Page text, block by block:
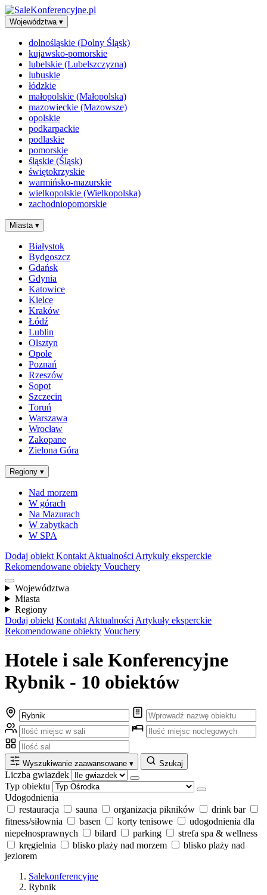
Województwa ▾
dolnośląskie (Dolny Śląsk)
kujawsko-pomorskie
lubelskie (Lubelszczyzna)
lubuskie
łódzkie
małopolskie (Małopolska)
mazowieckie (Mazowsze)
opolskie
podkarpackie
podlaskie
pomorskie
śląskie (Śląsk)
świętokrzyskie
warmińsko-mazurskie
wielkopolskie (Wielkopolska)
zachodniopomorskie
Miasta ▾
Białystok
Bydgoszcz
Gdańsk
Gdynia
Katowice
Kielce
Kraków
Łódź
Lublin
Olsztyn
Opole
Poznań
Rzeszów
Sopot
Szczecin
Toruń
Warszawa
Wrocław
Zakopane
Zielona Góra
Regiony ▾
Nad morzem
W górach
Na Mazurach
W zabytkach
W SPA
Dodaj obiekt Kontakt Aktualności Artykuły eksperckie
Rekomendowane obiekty Vouchery
Województwa
Miasta
Regiony
Dodaj obiekt Kontakt Aktualności Artykuły eksperckie
Rekomendowane obiekty Vouchery
Hotele i sale Konferencyjne
Rybnik - 10 obiektów
Wyszukiwanie zaawansowane ▾ Szukaj
Liczba gwiazdek
Typ obiektu
Udogodnienia
restauracja
sauna organizacja pikników
drink bar
fitness/siłownia
basen korty tenisowe
udogodnienia dla
niepełnosprawnych
bilard parking
strefa spa & wellness
kręgielnia
blisko plaży nad morzem
blisko plaży nad
jeziorem
Salekonferencyjne
Rybnik